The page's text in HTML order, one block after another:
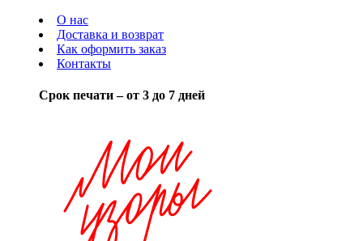
О нас
Доставка и возврат
Как оформить заказ
Контакты
Срок печати – от 3 до 7 дней